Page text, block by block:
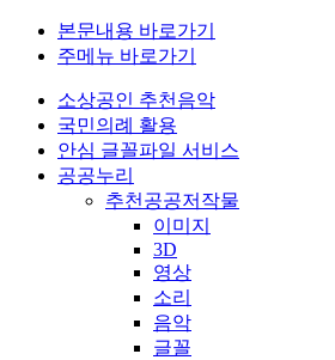
본문내용 바로가기
주메뉴 바로가기
소상공인 추천음악
국민의례 활용
안심 글꼴파일 서비스
공공누리
추천공공저작물
이미지
3D
영상
소리
음악
글꼴